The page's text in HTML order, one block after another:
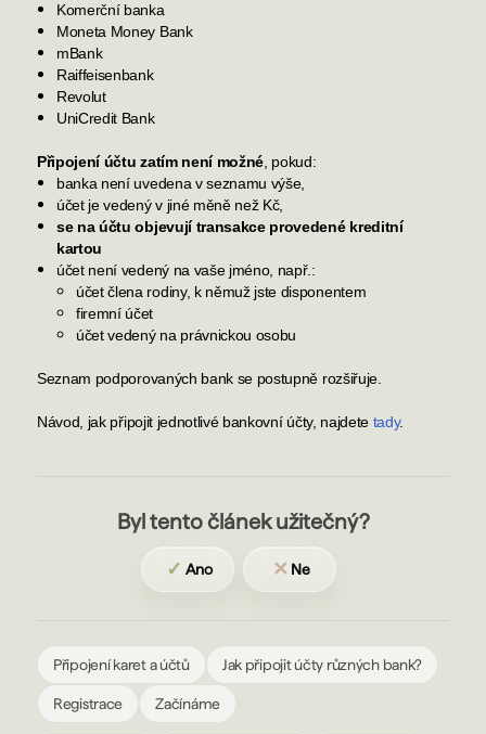
Komerční banka
Moneta Money Bank
mBank
Raiffeisenbank
Revolut
UniCredit Bank
Připojení účtu zatím není možné , pokud:
banka není uvedena v seznamu výše,
účet je vedený v jiné měně než Kč,
se na účtu objevují transakce provedené kreditní
kartou
účet není vedený na vaše jméno, např.:
účet člena rodiny, k němuž jste disponentem
firemní účet
účet vedený na právnickou osobu
Seznam podporovaných bank se postupně rozšiřuje.
Návod, jak připojit jednotlivé bankovní účty, najdete tady.
Byl tento článek užitečný?
✓ Ano ✕ Ne
Připojení karet a účtů Jak připojit účty různých bank?
Registrace Začínáme